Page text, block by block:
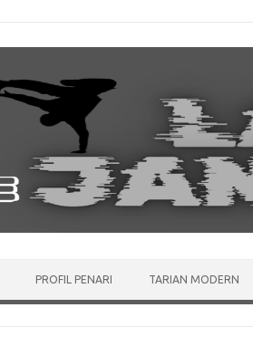
PROFIL PENARI TARIAN MODERN